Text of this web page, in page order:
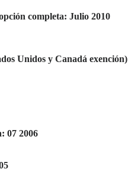
completa: Julio 2010
Unidos y Canadá exención)
07 2006